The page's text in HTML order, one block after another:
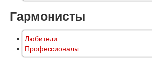
Гармонисты
Любители
Профессионалы